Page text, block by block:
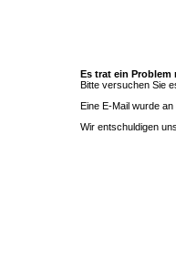
Es trat ein Problem
Bitte versuchen Sie
Eine E-Mail wurde an
Wir entschuldigen